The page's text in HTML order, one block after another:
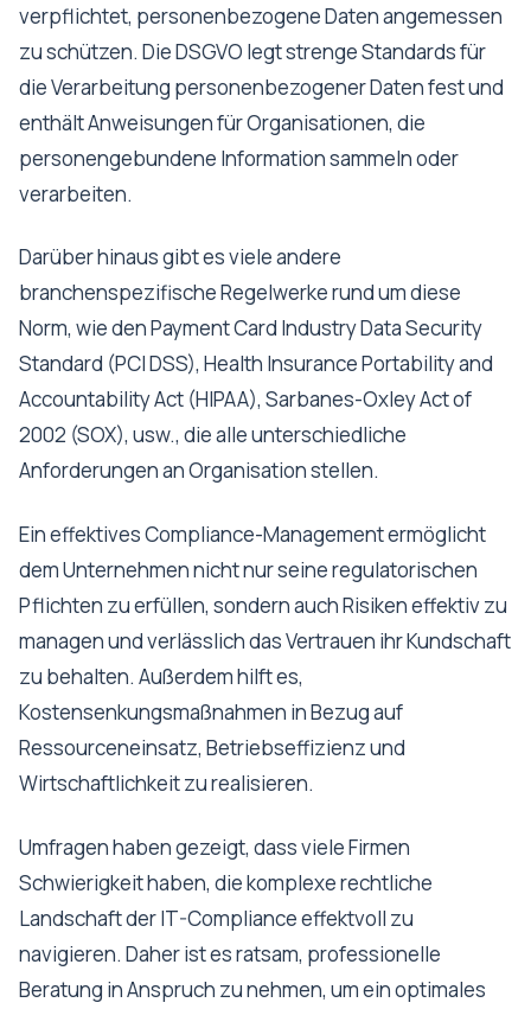
verpflichtet, personenbezogene Daten angemessen
zu schützen. Die DSGVO legt strenge Standards für
die Verarbeitung personenbezogener Daten fest und
enthält Anweisungen für Organisationen, die
personengebundene Information sammeln oder
verarbeiten.
Darüber hinaus gibt es viele andere
branchenspezifische Regelwerke rund um diese
Norm, wie den Payment Card Industry Data Security
Standard (PCI DSS), Health Insurance Portability and
Accountability Act (HIPAA), Sarbanes-Oxley Act of
2002 (SOX), usw., die alle unterschiedliche
Anforderungen an Organisation stellen.
Ein effektives Compliance-Management ermöglicht
dem Unternehmen nicht nur seine regulatorischen
Pflichten zu erfüllen, sondern auch Risiken effektiv zu
managen und verlässlich das Vertrauen ihr Kundschaft
zu behalten. Außerdem hilft es,
Kostensenkungsmaßnahmen in Bezug auf
Ressourceneinsatz, Betriebseffizienz und
Wirtschaftlichkeit zu realisieren.
Umfragen haben gezeigt, dass viele Firmen
Schwierigkeit haben, die komplexe rechtliche
Landschaft der IT-Compliance effektvoll zu
navigieren. Daher ist es ratsam, professionelle
Beratung in Anspruch zu nehmen, um ein optimales